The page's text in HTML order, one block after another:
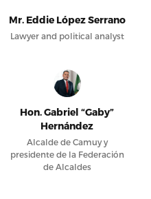
Mr. Eddie López Serrano
Lawyer and political analyst
Hon. Gabriel “Gaby”
Hernández
Alcalde de Camuy y
presidente de la Federación
de Alcaldes